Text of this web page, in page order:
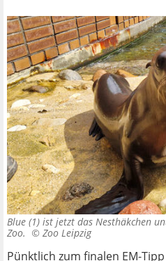
Blue (1) ist jetzt das Nesthäkchen
Zoo. © Zoo Leipzig
Pünktlich zum finalen EM-